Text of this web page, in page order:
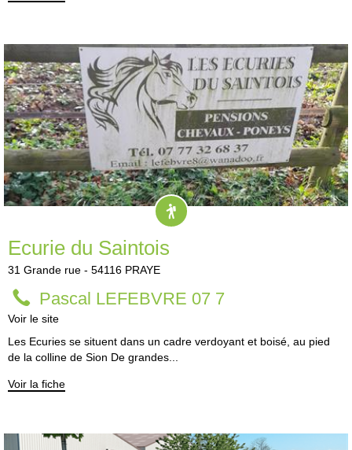
Ecurie du Saintois
31 Grande rue - 54116 PRAYE
Pascal LEFEBVRE 07 7
Voir le site
Les Ecuries se situent dans un cadre verdoyant et boisé, au pied
de la colline de Sion De grandes...
Voir la fiche